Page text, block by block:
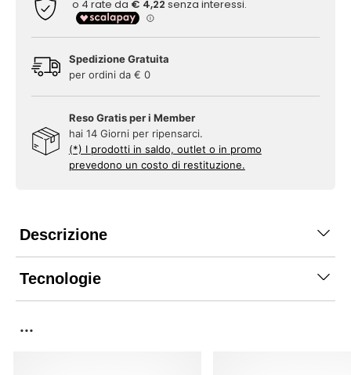
Spedizione Gratuita
per ordini da € 0
Reso Gratis per i Member
hai 14 Giorni per ripensarci.
(*) I prodotti in saldo, outlet o in promo
prevedono un costo di restituzione.
Descrizione
Tecnologie
...